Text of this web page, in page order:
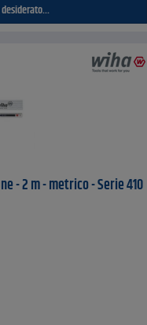
- 2 m - metrico - Serie 410